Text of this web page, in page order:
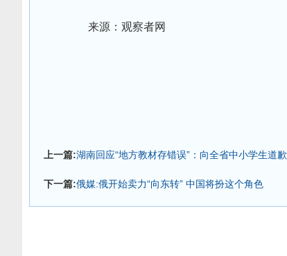
来源：观察者网
上一篇:湖南回应“地方教材存错误”：向全省中小学生道歉
下一篇:俄媒:俄开始卖力“向东转” 中国将扮这个角色